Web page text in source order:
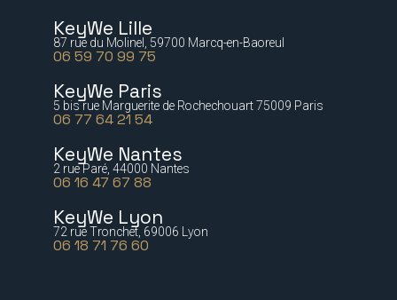
KeyWe Lille
87 rue du Molinel, 59700 Marcq-en-Baoreul
06 59 70 99 75
KeyWe Paris
5 bis rue Marguerite de Rochechouart 75009 Paris
06 77 64 21 54
KeyWe Nantes
2 rue Paré, 44000 Nantes
06 16 47 67 88
KeyWe Lyon
72 rue Tronchet, 69006 Lyon
06 18 71 76 60